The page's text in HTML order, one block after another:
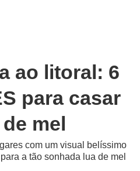
ao litoral: 6
para casar
mel
com um visual belíssimo
a tão sonhada lua de mel